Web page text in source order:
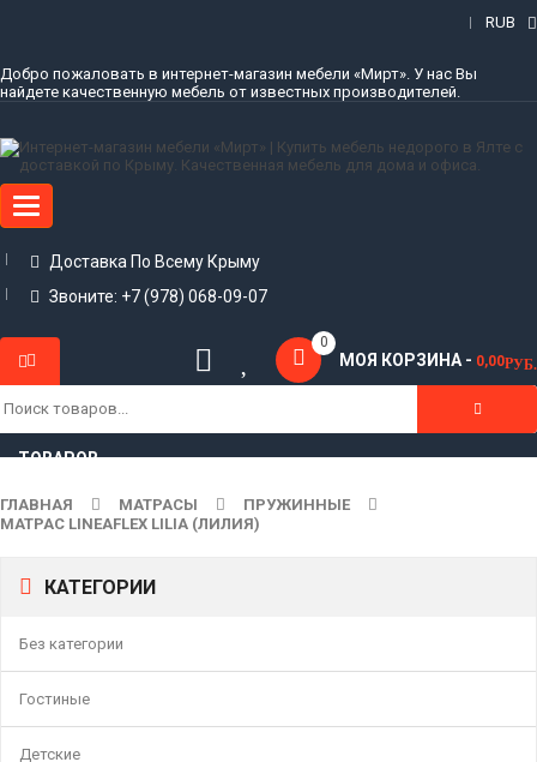
RUB
Добро пожаловать в интернет-магазин мебели «Мирт». У нас Вы
найдете качественную мебель от известных производителей.
Toggle
navigation
Доставка По Всему Крыму
Звоните: +7 (978) 068-09-07
КАТАЛОГ
ТОВАРОВ
МОЯ КОРЗИНА - 0,00РУБ.
0
ГЛАВНАЯ МАТРАСЫ
ПРУЖИННЫЕ
МАТРАС LINEAFLEX LILIA (ЛИЛИЯ)
КАТЕГОРИИ
Без категории
Гостиные
Детские